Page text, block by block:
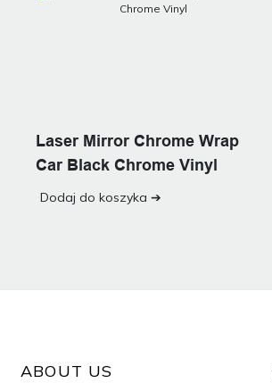
Laser Mirror Chrome Wrap
Car Black Chrome Vinyl
Dodaj do koszyka ➔
ABOUT US